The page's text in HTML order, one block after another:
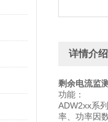
详情介绍
剩余电流监
功能：
ADW2xx系
率、功率因